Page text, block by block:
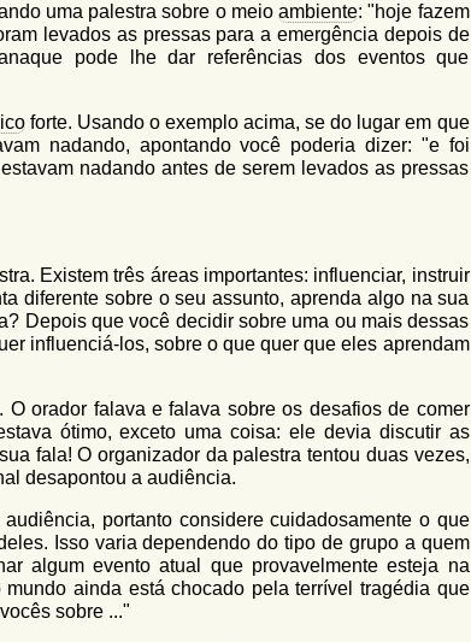
uma palestra sobre o meioambiente: "hoje fazem
levados as pressas para a emergência depois de
pode lhe dar referências dos eventos que
forte. Usando o exemplo acima, se do lugar em que
nadando, apontando você poderia dizer: "e foi
nadando antes de serem levados as pressas
Existem três áreas importantes: influenciar, instruir
diferente sobre o seu assunto, aprenda algo na sua
Depois que você decidir sobre uma ou mais dessas
influenciá-los, sobre o que quer que eles aprendam
orador falava e falava sobre os desafios de comer
ótimo, exceto uma coisa: ele devia discutir as
fala! O organizador da palestra tentou duas vezes,
desapontou a audiência.
portanto considere cuidadosamente o que
Isso varia dependendo do tipo de grupo a quem
algum evento atual que provavelmente esteja na
ainda está chocado pela terrível tragédia que
sobre ..."